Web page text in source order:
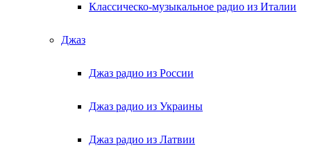
Классическо-музыкальное радио из Италии
Джаз
Джаз радио из России
Джаз радио из Украины
Джаз радио из Латвии